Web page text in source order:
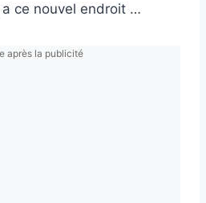
ce nouvel endroit …
après la publicité